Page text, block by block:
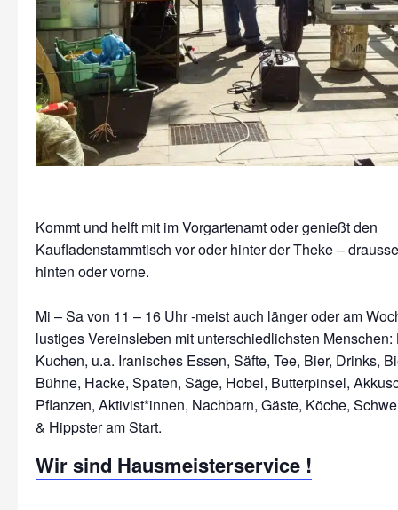
Kommt und helft mit im Vorgartenamt oder genießt den
Kaufladenstammtisch vor oder hinter der Theke –
hinten oder vorne.
Mi – Sa von 11 – 16 Uhr -meist auch länger oder am
lustiges Vereinsleben mit unterschiedlichsten Menschen:
Kuchen, u.a. Iranisches Essen, Säfte, Tee, Bier, Drinks,
Bühne, Hacke, Spaten, Säge, Hobel, Butterpinsel,
Pflanzen, Aktivist*innen, Nachbarn, Gäste, Köche,
Wir sind Hausmeisterservice !